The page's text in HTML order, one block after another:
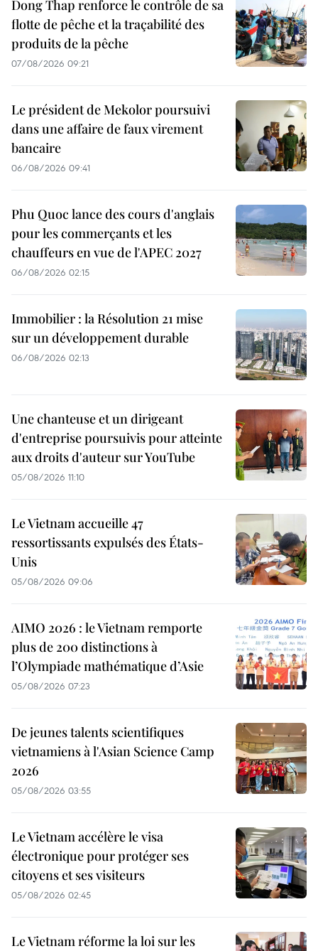
Dong Thap renforce le contrôle de sa
flotte de pêche et la traçabilité des
produits de la pêche
07/08/2026 09:21
Le président de Mekolor poursuivi
dans une affaire de faux virement
bancaire
06/08/2026 09:41
Phu Quoc lance des cours d'anglais
pour les commerçants et les
chauffeurs en vue de l'APEC 2027
06/08/2026 02:15
Immobilier : la Résolution 21 mise
sur un développement durable
06/08/2026 02:13
Une chanteuse et un dirigeant
d'entreprise poursuivis pour atteinte
aux droits d'auteur sur YouTube
05/08/2026 11:10
Le Vietnam accueille 47
ressortissants expulsés des États-
Unis
05/08/2026 09:06
AIMO 2026 : le Vietnam remporte
plus de 200 distinctions à
l’Olympiade mathématique d’Asie
05/08/2026 07:23
De jeunes talents scientifiques
vietnamiens à l'Asian Science Camp
2026
05/08/2026 03:55
Le Vietnam accélère le visa
électronique pour protéger ses
citoyens et ses visiteurs
05/08/2026 02:45
Le Vietnam réforme la loi sur les